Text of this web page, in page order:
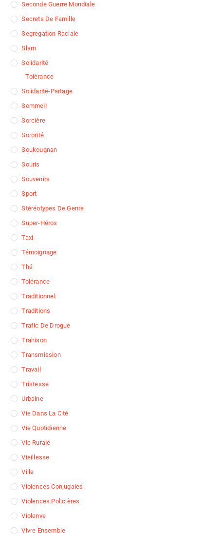
Seconde Guerre Mondiale
Secrets De Famille
Segregation Raciale
Slam
Solidarité
Tolérance
Solidarité-Partage
Sommeil
Sorcière
Sororité
Soukougnan
Souris
Souvenirs
Sport
Stéréotypes De Genre
Super-Héros
Taxi
Témoignage
Thé
Tolérance
Traditionnel
Traditions
Trafic De Drogue
Trahison
Transmission
Travail
Tristesse
Urbaine
Vie Dans La Cité
Vie Quotidienne
Vie Rurale
Vieillesse
Ville
Violences Conjugales
Violences Policières
Violenve
Vivre Ensemble